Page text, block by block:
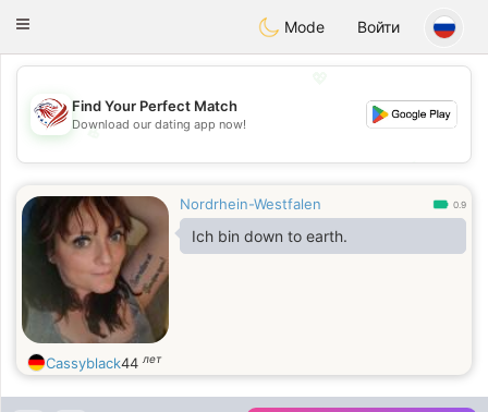
Dating
Toggle
Mode Войти
💖
💕
Find Your Perfect Match
Download our dating app now!
Nordrhein-Westfalen 0.9
Ich bin down to earth.
Cassyblack44 лет